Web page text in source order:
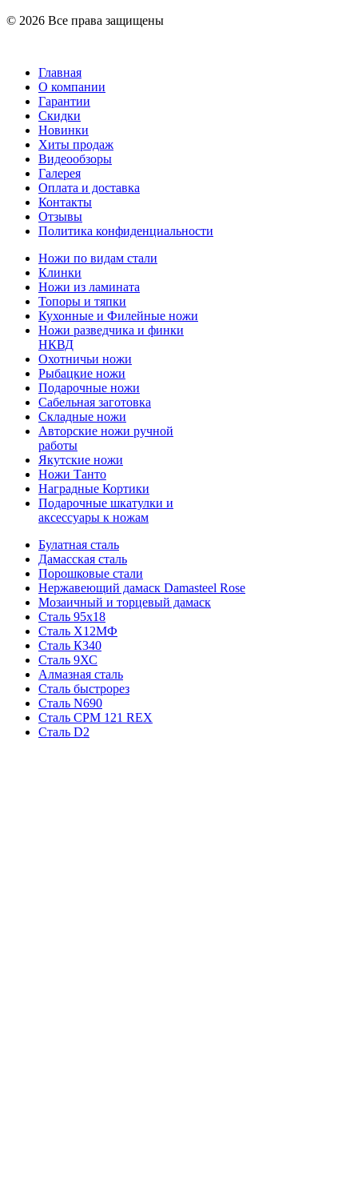
© 2026 Все права защищены
Главная
О компании
Гарантии
Скидки
Новинки
Хиты продаж
Видеообзоры
Галерея
Оплата и доставка
Контакты
Отзывы
Политика конфиденциальности
Ножи по видам стали
Клинки
Ножи из ламината
Топоры и тяпки
Кухонные и Филейные ножи
Ножи разведчика и финки
НКВД
Охотничьи ножи
Рыбацкие ножи
Подарочные ножи
Сабельная заготовка
Складные ножи
Авторские ножи ручной
работы
Якутские ножи
Ножи Танто
Наградные Кортики
Подарочные шкатулки и
аксессуары к ножам
Булатная сталь
Дамасская сталь
Порошковые стали
Нержавеющий дамаск Damasteel Rose
Мозаичный и торцевый дамаск
Сталь 95х18
Сталь Х12МФ
Сталь К340
Сталь 9ХС
Алмазная сталь
Сталь быстрорез
Сталь N690
Сталь CPM 121 REX
Сталь D2